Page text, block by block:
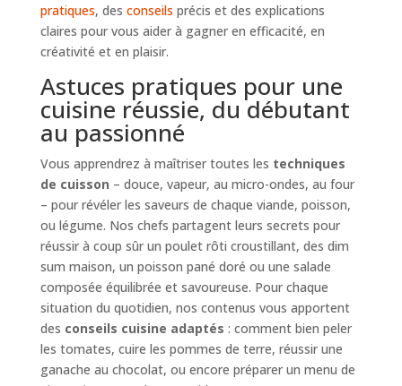
pratiques, des conseils précis et des explications
claires pour vous aider à gagner en efficacité, en
créativité et en plaisir.
Astuces pratiques pour une
cuisine réussie, du débutant
au passionné
Vous apprendrez à maîtriser toutes les techniques
de cuisson – douce, vapeur, au micro-ondes, au four
– pour révéler les saveurs de chaque viande, poisson,
ou légume. Nos chefs partagent leurs secrets pour
réussir à coup sûr un poulet rôti croustillant, des dim
sum maison, un poisson pané doré ou une salade
composée équilibrée et savoureuse. Pour chaque
situation du quotidien, nos contenus vous apportent
des conseils cuisine adaptés : comment bien peler
les tomates, cuire les pommes de terre, réussir une
ganache au chocolat, ou encore préparer un menu de